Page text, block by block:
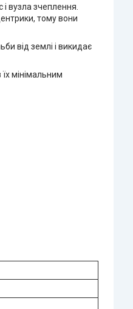
вузла зчеплення.
тому вони
від землі і викидає
мінімальним